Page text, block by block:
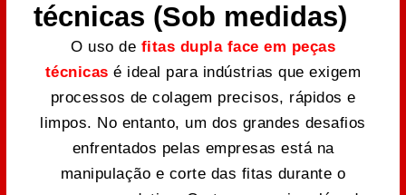
técnicas (Sob medidas)
O uso de fitas dupla face em peças
técnicas é ideal para indústrias que exigem
processos de colagem precisos, rápidos e
limpos. No entanto, um dos grandes desafios
enfrentados pelas empresas está na
manipulação e corte das fitas durante o